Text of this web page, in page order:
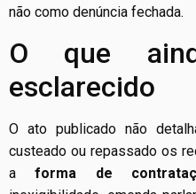
não como denúncia fechada.
O que
esclarecido
O ato publicado não
custeado ou repassado os
aforma de